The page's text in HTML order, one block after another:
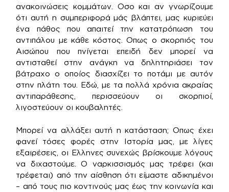
ανακοινώσεις κομμάτων. Οσο και αν γνωρίζουμε
ότι αυτή η συμπεριφορά μάς βλάπτει, μας κυριεύει
ένα πάθος που απαιτεί την κατατρόπωση του
αντιπάλου με κάθε κόστος. Οπως ο σκορπιός του
Αισώπου που πνίγεται επειδή δεν μπορεί να
αντισταθεί στην ανάγκη να δηλητηριάσει τον
βάτραχο ο οποίος διασχίζει το ποτάμι με αυτόν
στην πλάτη του. Εδώ, με τα πολλά χρόνια ακραίας
αντιπαράθεσης, περισσεύουν οι σκορπιοί,
λιγοστεύουν οι κουβαλητές.
Μπορεί να αλλάξει αυτή η κατάσταση; Οπως έχει
φανεί τόσες φορές στην Ιστορία μας, με λίγες
εξαιρέσεις, οι Ελληνες συνεχώς βρίσκουμε λόγους
να διχαστούμε. Ο ναρκισσισμός μας τρέφει (και
τρέφεται) από την αίσθηση ότι είμαστε αδικημένοι
– από τους πιο κοντινούς μας έως την κοινωνία και